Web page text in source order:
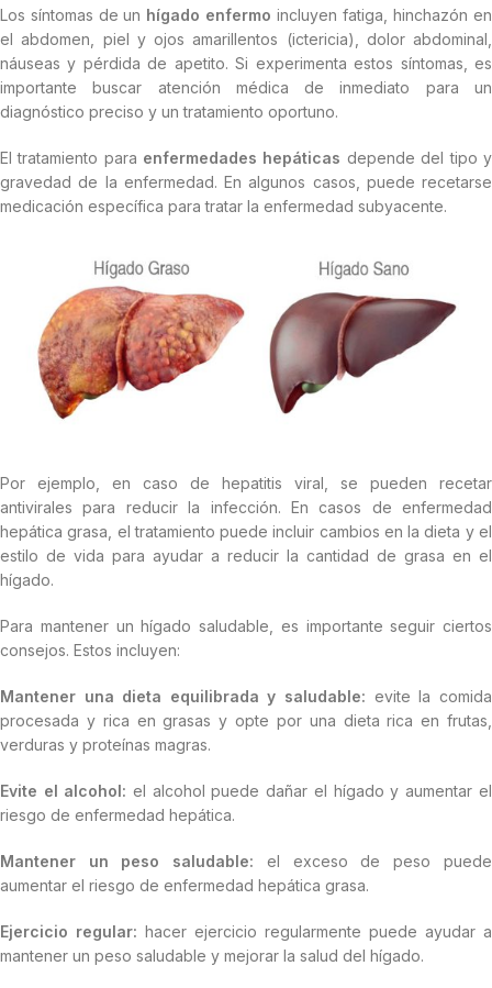
Los síntomas de un hígado enfermo incluyen fatiga, hinchazón en
el abdomen, piel y ojos amarillentos (ictericia), dolor abdominal,
náuseas y pérdida de apetito. Si experimenta estos síntomas, es
importante buscar atención médica de inmediato para un
diagnóstico preciso y un tratamiento oportuno.
El tratamiento para enfermedades hepáticas depende del tipo y
gravedad de la enfermedad. En algunos casos, puede recetarse
medicación específica para tratar la enfermedad subyacente.
Por ejemplo, en caso de hepatitis viral, se pueden recetar
antivirales para reducir la infección. En casos de enfermedad
hepática grasa, el tratamiento puede incluir cambios en la dieta y el
estilo de vida para ayudar a reducir la cantidad de grasa en el
hígado.
Para mantener un hígado saludable, es importante seguir ciertos
consejos. Estos incluyen:
Mantener una dieta equilibrada y saludable: evite la comida
procesada y rica en grasas y opte por una dieta rica en frutas,
verduras y proteínas magras.
Evite el alcohol: el alcohol puede dañar el hígado y aumentar el
riesgo de enfermedad hepática.
Mantener un peso saludable: el exceso de peso puede
aumentar el riesgo de enfermedad hepática grasa.
Ejercicio regular: hacer ejercicio regularmente puede ayudar a
mantener un peso saludable y mejorar la salud del hígado.